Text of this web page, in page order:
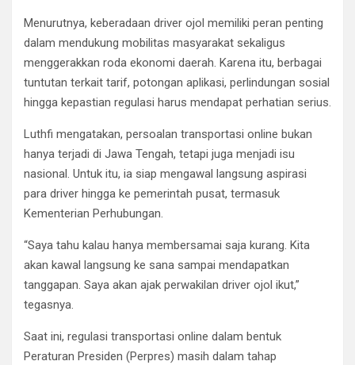
Menurutnya, keberadaan driver ojol memiliki peran penting
dalam mendukung mobilitas masyarakat sekaligus
menggerakkan roda ekonomi daerah. Karena itu, berbagai
tuntutan terkait tarif, potongan aplikasi, perlindungan sosial
hingga kepastian regulasi harus mendapat perhatian serius.
Luthfi mengatakan, persoalan transportasi online bukan
hanya terjadi di Jawa Tengah, tetapi juga menjadi isu
nasional. Untuk itu, ia siap mengawal langsung aspirasi
para driver hingga ke pemerintah pusat, termasuk
Kementerian Perhubungan.
“Saya tahu kalau hanya membersamai saja kurang. Kita
akan kawal langsung ke sana sampai mendapatkan
tanggapan. Saya akan ajak perwakilan driver ojol ikut,”
tegasnya.
Saat ini, regulasi transportasi online dalam bentuk
Peraturan Presiden (Perpres) masih dalam tahap